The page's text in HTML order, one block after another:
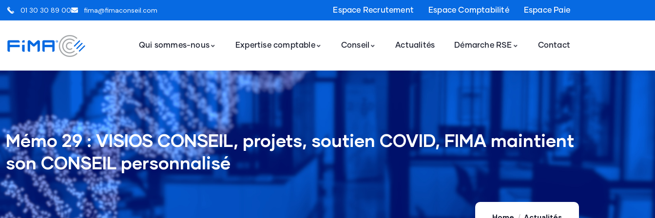
01 30 30 89 00 fima@fimaconseil.com Espace Recrutement Espace Comptabilité Espace Paie
Qui sommes-nous Expertise comptable Conseil Actualités Démarche RSE Contact
Mémo 29 : VISIOS CONSEIL, projets, soutien COVID, FIMA maintient
son CONSEIL personnalisé